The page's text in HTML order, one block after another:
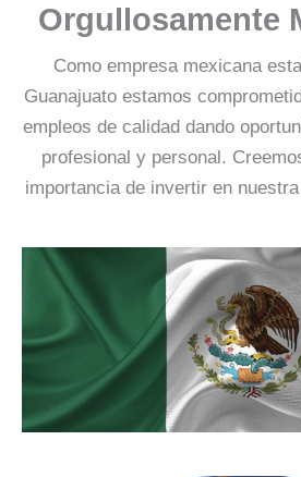
Orgullosamente
Como empresa mexicana
Guanajuato estamos
empleos de calidad dando
profesional y personal.
importancia de invertir en